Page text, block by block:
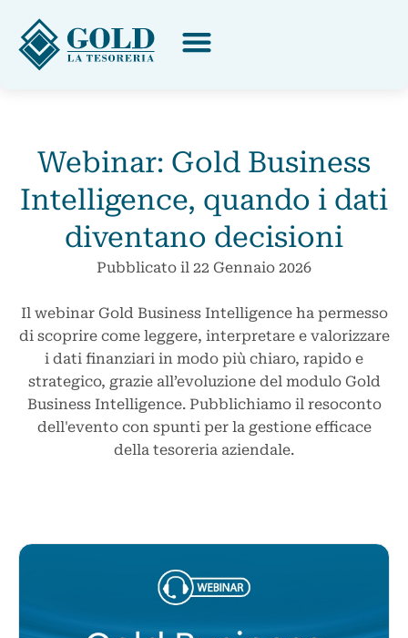
Webinar: Gold Business
Intelligence, quando i dati
diventano decisioni
Pubblicato il 22 Gennaio 2026
Il webinar Gold Business Intelligence ha permesso
di scoprire come leggere, interpretare e valorizzare
i dati finanziari in modo più chiaro, rapido e
strategico, grazie all’evoluzione del modulo Gold
Business Intelligence. Pubblichiamo il resoconto
dell'evento con spunti per la gestione efficace
della tesoreria aziendale.